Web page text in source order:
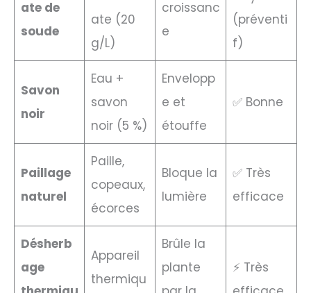
ate de
soude
ate (20
g/L)
croissanc
e
(préventi
f)
Savon
noir
Eau +
savon
noir (5 %)
Envelopp
e et
étouffe
✅ Bonne
Paillage
naturel
Paille,
copeaux,
écorces
Bloque la
lumière
✅ Très
efficace
Désherb
age
Appareil
thermiqu
Brûle la
plante
⚡ Très